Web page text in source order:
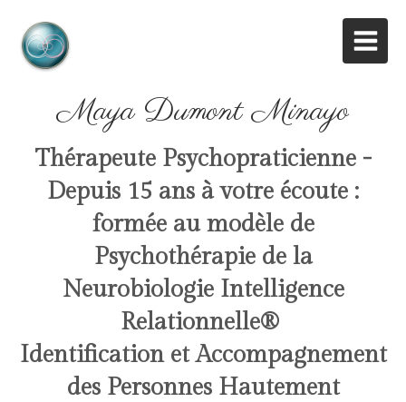
Maya Dumont Minayo
Thérapeute Psychopraticienne -
Depuis 15 ans à votre écoute :
formée au modèle de
Psychothérapie de la
Neurobiologie Intelligence
Relationnelle®
Identification et Accompagnement
des Personnes Hautement